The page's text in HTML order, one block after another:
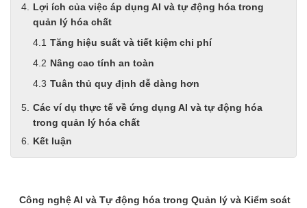
Lợi ích của việc áp dụng AI và tự động hóa trong
quản lý hóa chất
Tăng hiệu suất và tiết kiệm chi phí
Nâng cao tính an toàn
Tuân thủ quy định dễ dàng hơn
Các ví dụ thực tế về ứng dụng AI và tự động hóa
trong quản lý hóa chất
Kết luận
Công nghệ AI và Tự động hóa trong Quản lý và Kiểm soát